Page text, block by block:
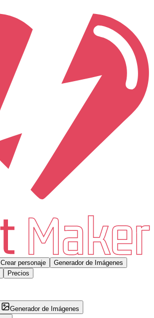
Crear personaje
Generador de Imágenes
Precios
Generador de Imágenes